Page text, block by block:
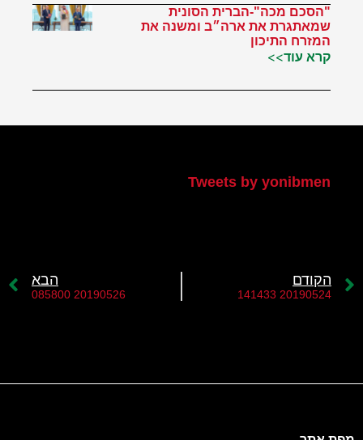
"הסכם מכה"-הברית הסונית
שמאתגרת את ארה״ב ומשנה את
המזרח התיכון
קרא עוד>>
Tweets by yonibmen
הקודם
20190524 141433
הבא
20190526 085800